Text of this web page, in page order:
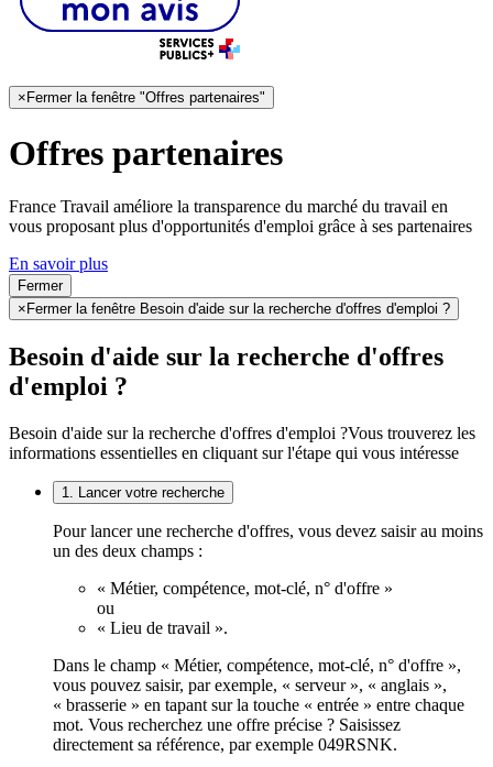
× Fermer la fenêtre "Offres partenaires"
Offres partenaires
France Travail améliore la transparence du marché du travail en
vous proposant plus d'opportunités d'emploi grâce à ses partenaires
En savoir plus
Fermer
× Fermer la fenêtre Besoin d'aide sur la recherche d'offres d'emploi ?
Besoin d'aide sur la recherche d'offres
d'emploi ?
Besoin d'aide sur la recherche d'offres d'emploi ?Vous trouverez les
informations essentielles en cliquant sur l'étape qui vous intéresse
1. Lancer votre recherche
Pour lancer une recherche d'offres, vous devez saisir au moins
un des deux champs :
« Métier, compétence, mot-clé, n° d'offre »
ou
« Lieu de travail ».
Dans le champ « Métier, compétence, mot-clé, n° d'offre »,
vous pouvez saisir, par exemple, « serveur », « anglais »,
« brasserie » en tapant sur la touche « entrée » entre chaque
mot. Vous recherchez une offre précise ? Saisissez
directement sa référence, par exemple 049RSNK.